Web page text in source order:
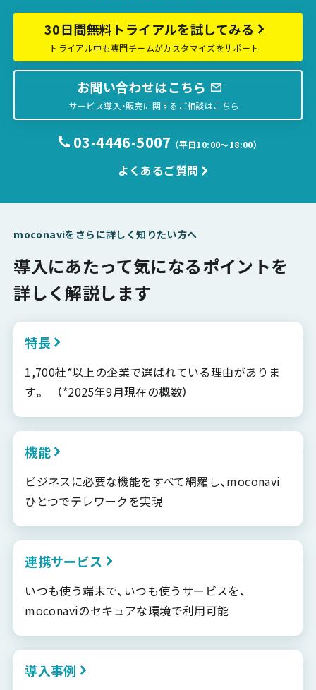
30日間無料トライアルを試してみる
トライアル中も専門チームがカスタマイズをサポート
お問い合わせはこちら
サービス導入・販売に関するご相談はこちら
03-4446-5007 （平日10:00〜18:00）
よくあるご質問
moconaviをさらに詳しく知りたい方へ
導入にあたって気になるポイントを
詳しく解説します
特長
1,700社*以上の企業で選ばれている理由がありま
す。 （*2025年9月現在の概数）
機能
ビジネスに必要な機能をすべて網羅し、moconavi
ひとつでテレワークを実現
連携サービス
いつも使う端末で、いつも使うサービスを、
moconaviのセキュアな環境で利用可能
導入事例